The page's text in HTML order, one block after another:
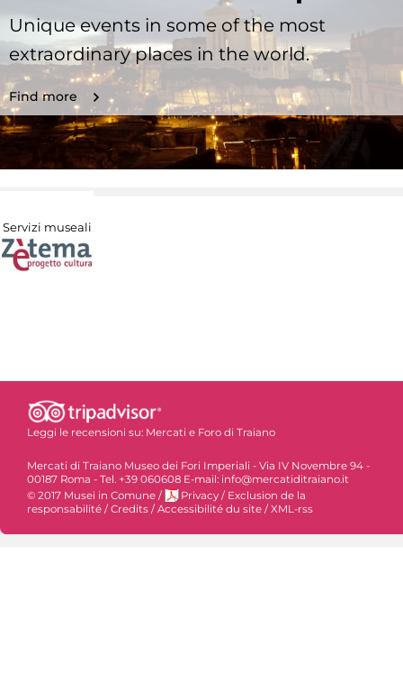
Unique events in some of the most
extraordinary places in the world.
Find more
Servizi museali
Leggi le recensioni su: Mercati e Foro di Traiano
Mercati di Traiano Museo dei Fori Imperiali - Via IV Novembre 94 -
00187 Roma - Tel. +39 060608 E-mail: info@mercatiditraiano.it
© 2017 Musei in Comune / Privacy / Exclusion de la
responsabilité /Credits /Accessibilité du site /XML-rss